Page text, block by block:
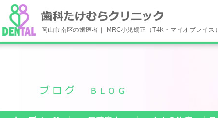
岡山市南区の歯医者｜ MRC小児矯正（T4K・マイオブレイ